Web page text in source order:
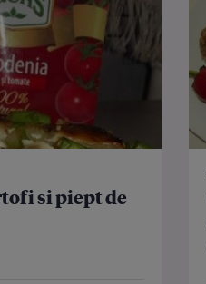
si piept de